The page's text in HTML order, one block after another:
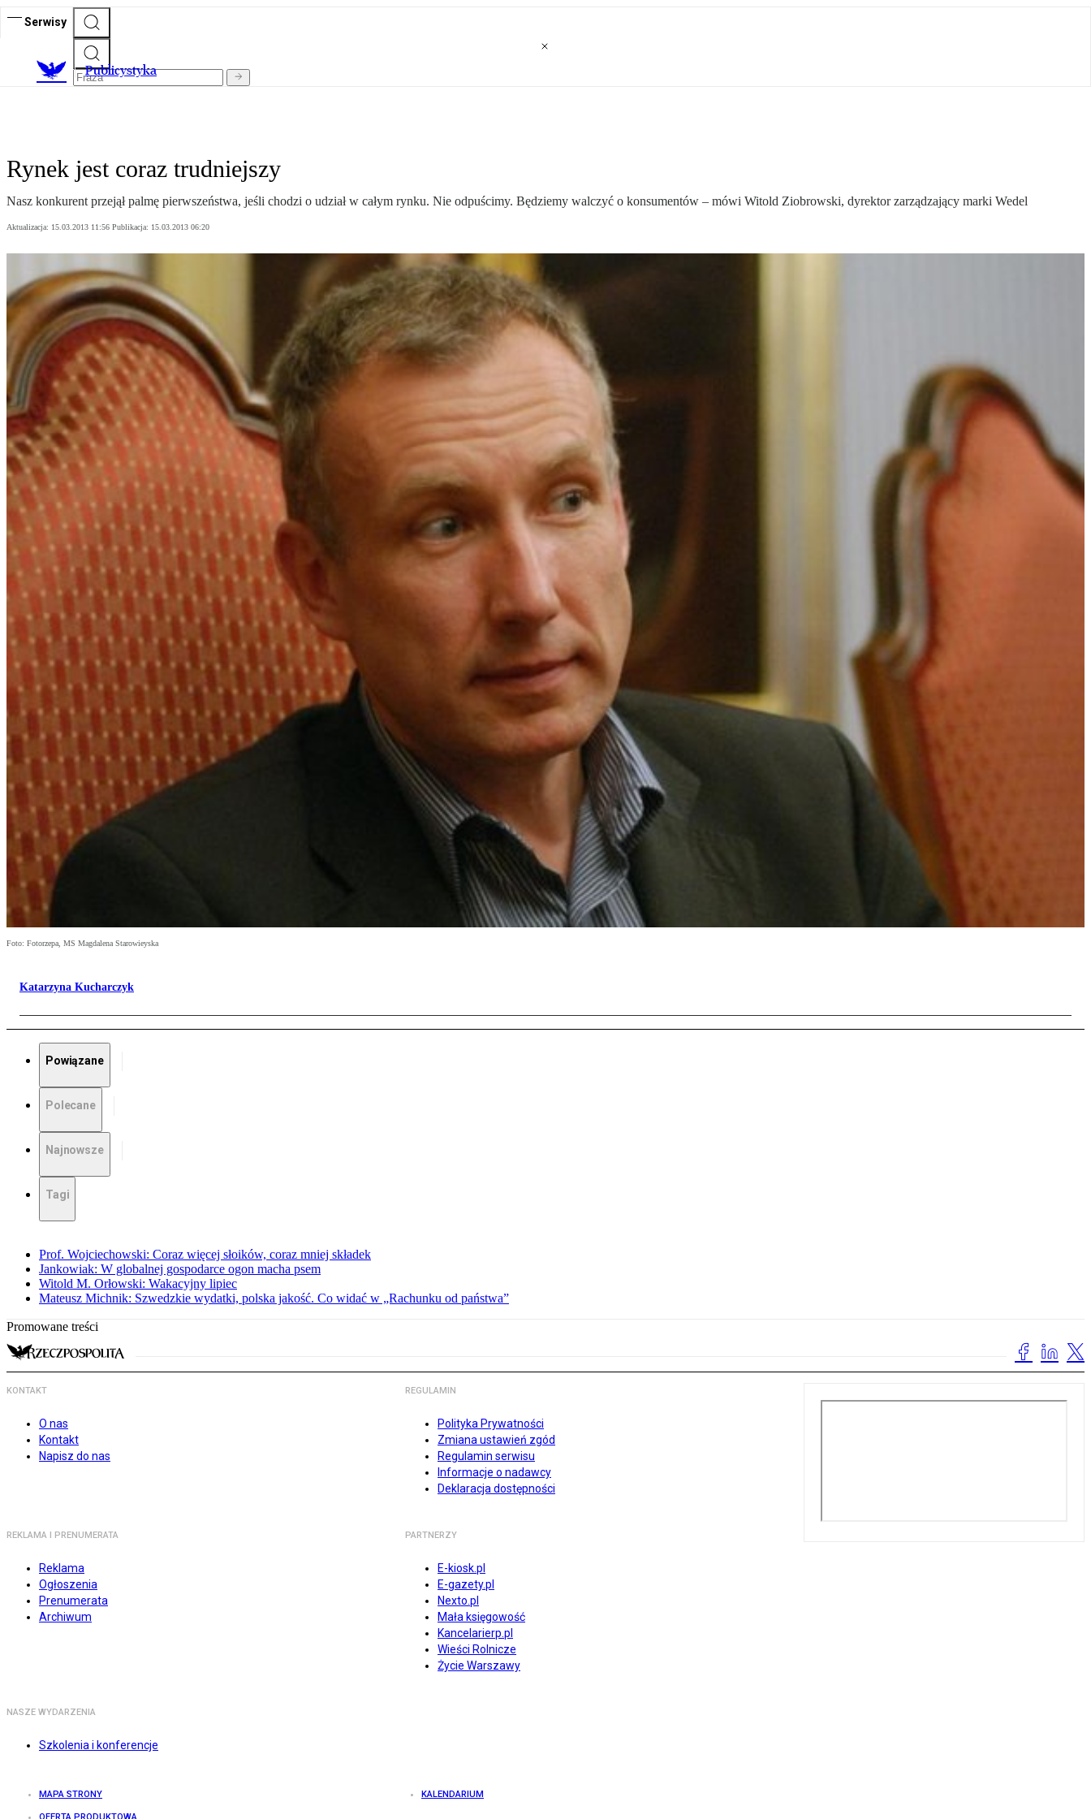
Serwisy
Publicystyka
Rynek jest coraz trudniejszy
Nasz konkurent przejął palmę pierwszeństwa, jeśli chodzi o udział w całym rynku. Nie odpuścimy. Będziemy walczyć o konsumentów – mówi Witold Ziobrowski, dyrektor zarządzający marki Wedel
Aktualizacja: 15.03.2013 11:56 Publikacja: 15.03.2013 06:20
Foto: Fotorzepa, MS Magdalena Starowieyska
Katarzyna Kucharczyk
Powiązane
Polecane
Najnowsze
Tagi
Prof. Wojciechowski: Coraz więcej słoików, coraz mniej składek
Jankowiak: W globalnej gospodarce ogon macha psem
Witold M. Orłowski: Wakacyjny lipiec
Mateusz Michnik: Szwedzkie wydatki, polska jakość. Co widać w „Rachunku od państwa”
Promowane treści
KONTAKT
O nas
Kontakt
Napisz do nas
REGULAMIN
Polityka Prywatności
Zmiana ustawień zgód
Regulamin serwisu
Informacje o nadawcy
Deklaracja dostępności
REKLAMA I PRENUMERATA
Reklama
Ogłoszenia
Prenumerata
Archiwum
PARTNERZY
E-kiosk.pl
E-gazety.pl
Nexto.pl
Mała księgowość
Kancelarierp.pl
Wieści Rolnicze
Życie Warszawy
NASZE WYDARZENIA
Szkolenia i konferencje
MAPA STRONY KALENDARIUM